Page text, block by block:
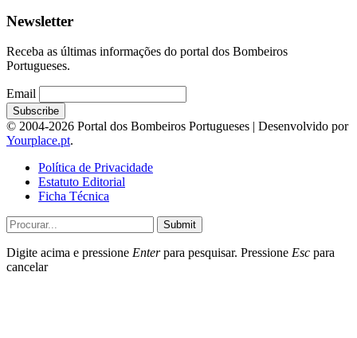
Newsletter
Receba as últimas informações do portal dos Bombeiros
Portugueses.
Email
© 2004-2026 Portal dos Bombeiros Portugueses | Desenvolvido por
Yourplace.pt.
Política de Privacidade
Estatuto Editorial
Ficha Técnica
Submit
Digite acima e pressione Enterpara pesquisar. Pressione Esc para
cancelar